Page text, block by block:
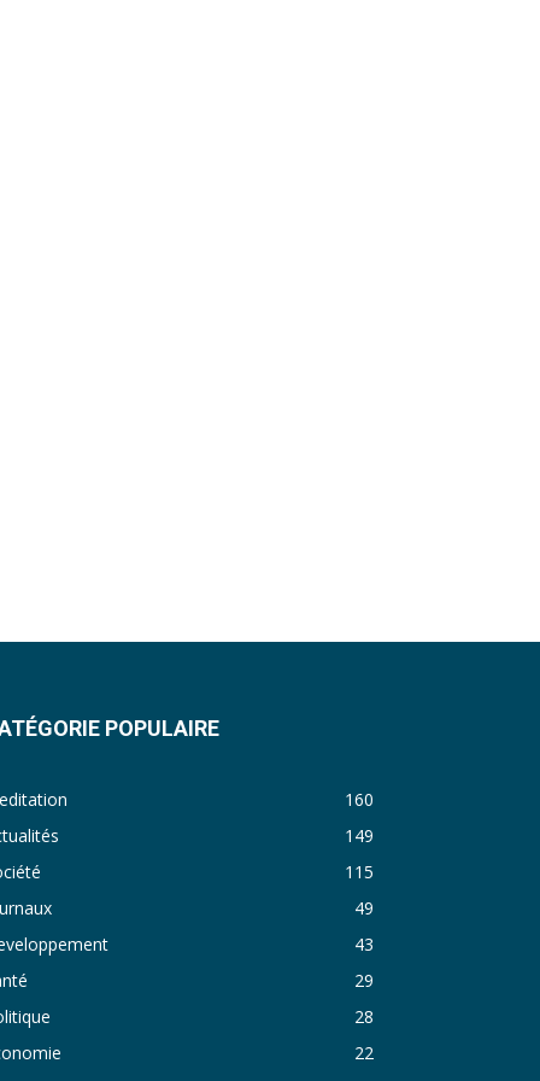
33. Journal du dimanche 30 octobre 2022 - Liliane Dera
POPULAIRE
160
149
115
49
43
29
28
22